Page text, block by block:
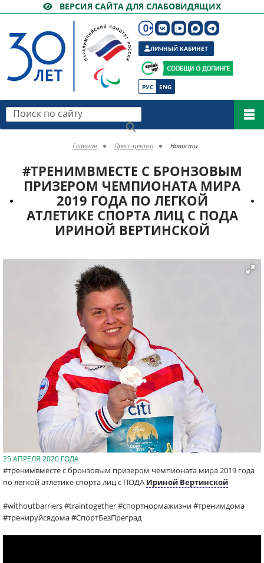
ВЕРСИЯ САЙТА ДЛЯ СЛАБОВИДЯЩИХ
РУС ENG
ЛИЧНЫЙ КАБИНЕТ
Поиск по сайту
Главная Пресс-центр Новости
#ТРЕНИМВМЕСТЕ С БРОНЗОВЫМ
ПРИЗЕРОМ ЧЕМПИОНАТА МИРА
2019 ГОДА ПО ЛЕГКОЙ
АТЛЕТИКЕ СПОРТА ЛИЦ С ПОДА
ИРИНОЙ ВЕРТИНСКОЙ
25 АПРЕЛЯ 2020 ГОДА
#тренимвместе с бронзовым призером чемпионата мира 2019 года
по легкой атлетике спорта лиц с ПОДА Ириной Вертинской
#withoutbarriers #traintogether #спортнормажизни #тренимдома
#тренируйсядома #СпортБезПреград